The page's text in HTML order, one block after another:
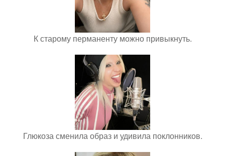
К старому перманенту можно привыкнуть.
Глюкоза сменила образ и удивила поклонников.